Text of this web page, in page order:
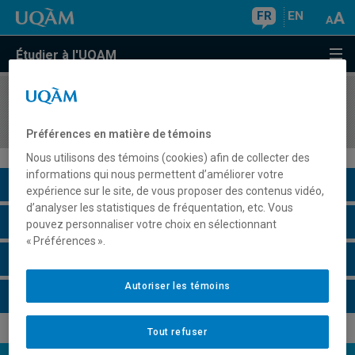
FR EN
Étudier à l'UQAM
COURS//
Description du cours
Horaire - Été 2026
Préférences en matière de témoins
Nous utilisons des témoins (cookies) afin de collecter des
informations qui nous permettent d’améliorer votre
expérience sur le site, de vous proposer des contenus vidéo,
d’analyser les statistiques de fréquentation, etc. Vous
pouvez personnaliser votre choix en sélectionnant
« Préférences ».
Tout refuser
Autoriser les témoins